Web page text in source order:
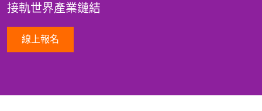
接軌世界產業鏈結
線上報名